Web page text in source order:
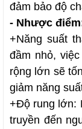
đảm bảo độ
- Nhược
+Năng suất
đầm nhỏ,
rộng lớn sẽ
giảm năng
+Độ rung lớn:
truyền đến